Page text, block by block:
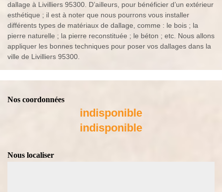
dallage à Livilliers 95300. D’ailleurs, pour bénéficier d’un extérieur
esthétique ; il est à noter que nous pourrons vous installer
différents types de matériaux de dallage, comme : le bois ; la
pierre naturelle ; la pierre reconstituée ; le béton ; etc. Nous allons
appliquer les bonnes techniques pour poser vos dallages dans la
ville de Livilliers 95300.
Nos coordonnées
indisponible
indisponible
Nous localiser